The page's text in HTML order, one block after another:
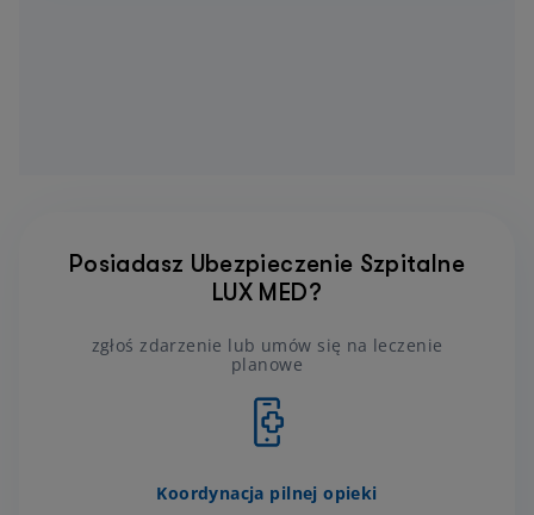
Posiadasz Ubezpieczenie Szpitalne
LUX MED?
zgłoś zdarzenie lub umów się na leczenie
planowe
Koordynacja pilnej opieki